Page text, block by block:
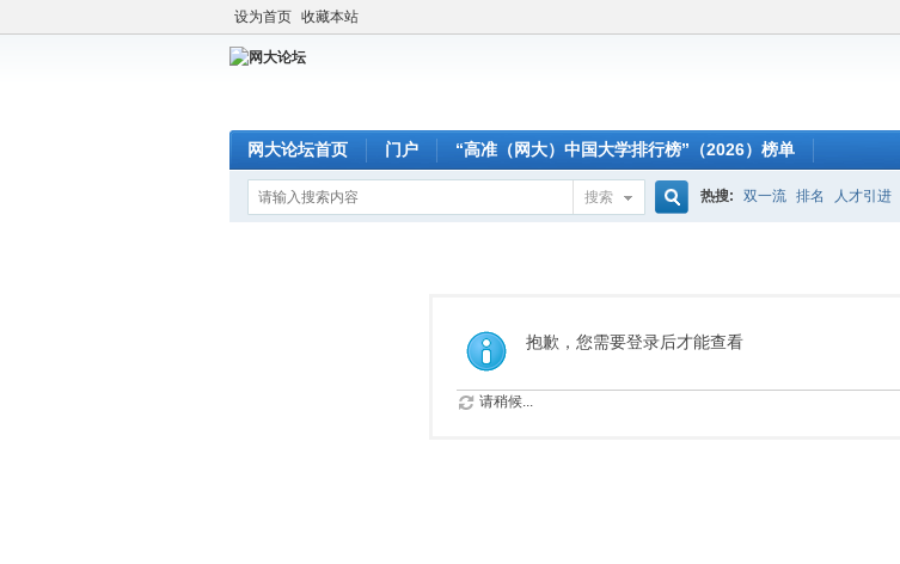
设为首页 收藏本站
网大论坛首页 门户 “高准（网大）中国大学排行榜”（2026）榜单
搜索
索
热搜: 双一流 排名 人才引进
抱歉，您需要登录后才能查看
请稍候...